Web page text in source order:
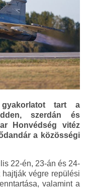
tart a
szerdán és
Honvédség vitéz
a közösségi
22-én, 23-án és 24-
végre repülési
valamint a